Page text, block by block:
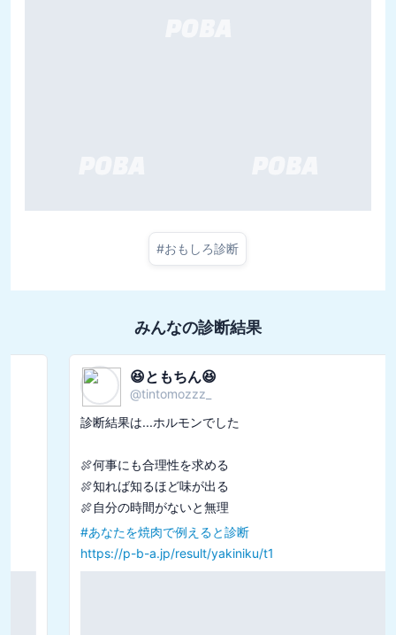
#おもしろ診断
みんなの診断結果
😆ともちん😆
@ tintomozzz_
診断結果は...ホルモンでした
🍖何事にも合理性を求める
🍖知れば知るほど味が出る
🍖自分の時間がないと無理
あなたを焼肉で例えると診断
https://p-b-a.jp/result/yakiniku/t1